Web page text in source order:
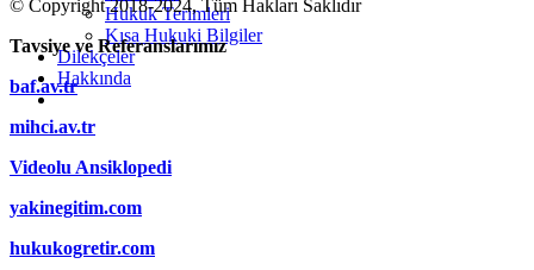
Hukuk Terimleri
Kısa Hukuki Bilgiler
Dilekçeler
Hakkında
© Copyright 2018-2024, Tüm Hakları Saklıdır
Tavsiye ve Referanslarımız
baf.av.tr
mihci.av.tr
Videolu Ansiklopedi
yakinegitim.com
hukukogretir.com